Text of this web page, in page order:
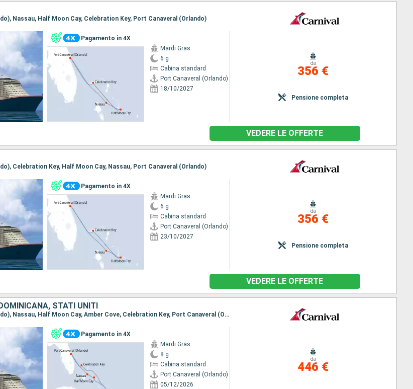
Nassau, Half Moon Cay, Celebration Key, Port Canaveral (Orlando)
Pagamento in 4X
Mardi Gras
6 g
Cabina standard
Port Canaveral (Orlando)
18/10/2027
da
356 €
Pensione completa
VEDERE LE OFFERTE
Celebration Key, Half Moon Cay, Nassau, Port Canaveral (Orlando)
Pagamento in 4X
Mardi Gras
6 g
Cabina standard
Port Canaveral (Orlando)
23/10/2027
da
356 €
Pensione completa
VEDERE LE OFFERTE
STATI UNITI
Itinerario : Port Canaveral (Orlando), Nassau, Half Moon Cay, Amber Cove, Celebration Key, Port Canaveral (Orlando)
Pagamento in 4X
Mardi Gras
8 g
Cabina standard
Port Canaveral (Orlando)
05/12/2026
da
446 €